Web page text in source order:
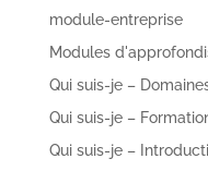
module-entreprise
Modules
Qui suis-je –
Qui suis-je –
Qui suis-je –